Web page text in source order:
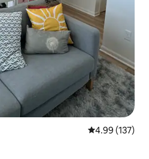
คะแนนเฉลี่ย
4.99 (137)